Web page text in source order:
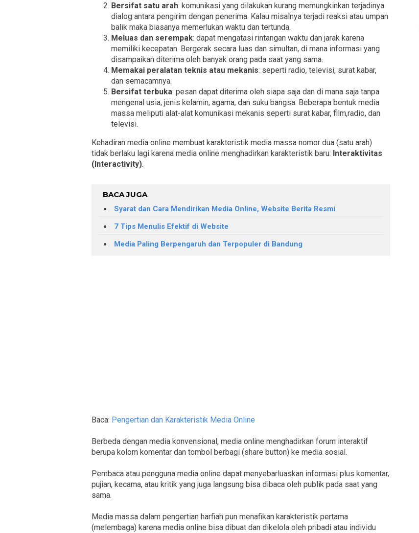
Bersifat satu arah: komunikasi yang dilakukan kurang memungkinkan terjadinya
dialog antara pengirim dengan penerima. Kalau misalnya terjadi reaksi atau umpan
balik maka biasanya memerlukan waktu dan tertunda.
Meluas dan serempak: dapat mengatasi rintangan waktu dan jarak karena
memiliki kecepatan. Bergerak secara luas dan simultan, di mana informasi yang
disampaikan diterima oleh banyak orang pada saat yang sama.
Memakai peralatan teknis atau mekanis: seperti radio, televisi, surat kabar,
dan semacamnya.
Bersifat terbuka: pesan dapat diterima oleh siapa saja dan di mana saja tanpa
mengenal usia, jenis kelamin, agama, dan suku bangsa. Beberapa bentuk media
massa meliputi alat-alat komunikasi mekanis seperti surat kabar, film,radio, dan
televisi.
Kehadiran media online membuat karakteristik media massa nomor dua (satu arah)
tidak berlaku lagi karena media online menghadirkan karakteristik baru: Interaktivitas
(Interactivity).
BACA JUGA
Syarat dan Cara Mendirikan Media Online, Website Berita Resmi
7 Tips Menulis Efektif di Website
Media Paling Berpengaruh dan Terpopuler di Bandung
Baca: Pengertian dan Karakteristik Media Online
Berbeda dengan media konvensional, media online menghadirkan forum interaktif
berupa kolom komentar dan tombol berbagi (share button) ke media sosial.
Pembaca atau pengguna media online dapat menyebarluaskan informasi plus komentar,
pujian, kecama, atau kritik yang juga langsung bisa dibaca oleh publik pada saat yang
sama.
Media massa dalam pengertian harfiah pun menafikan karakteristik pertama
(melembaga) karena media online bisa dibuat dan dikelola oleh pribadi atau individu